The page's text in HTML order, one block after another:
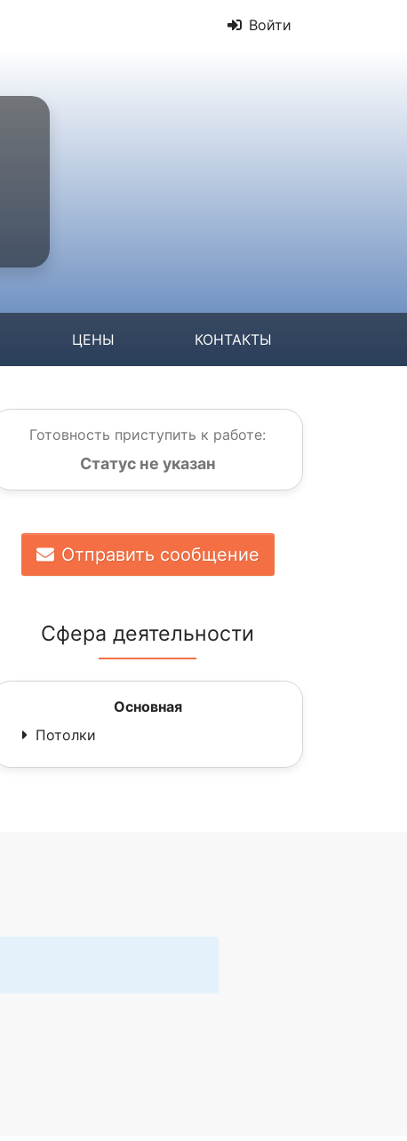
Войти
ЦЕНЫ КОНТАКТЫ
Готовность приступить к работе:
Статус не указан
Отправить сообщение
Сфера деятельности
Основная
Потолки